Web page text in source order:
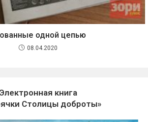
одной цепью
08.04.2020
книга
Столицы доброты»